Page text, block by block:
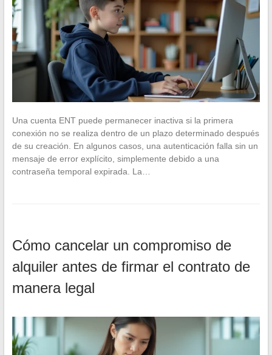
Una cuenta ENT puede permanecer inactiva si la primera
conexión no se realiza dentro de un plazo determinado después
de su creación. En algunos casos, una autenticación falla sin un
mensaje de error explícito, simplemente debido a una
contraseña temporal expirada. La…
Cómo cancelar un compromiso de
alquiler antes de firmar el contrato de
manera legal